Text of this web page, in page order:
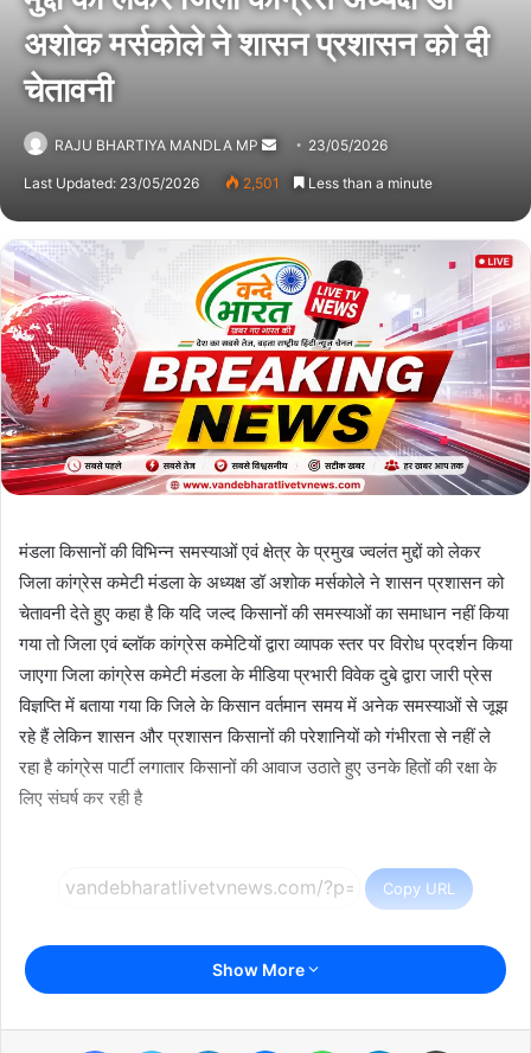
अशोक मर्सकोले ने शासन प्रशासन को दी
चेतावनी
RAJU BHARTIYA MANDLA MP
Send23/05/2026
Last Updated: 23/05/2026 2,501 Less than a minute
मंडला किसानों की विभिन्न समस्याओं एवं क्षेत्र के प्रमुख ज्वलंत मुद्दों को लेकर
जिला कांग्रेस कमेटी मंडला के अध्यक्ष डॉ अशोक मर्सकोले ने शासन प्रशासन को
चेतावनी देते हुए कहा है कि यदि जल्द किसानों की समस्याओं का समाधान नहीं किया
गया तो जिला एवं ब्लॉक कांग्रेस कमेटियों द्वारा व्यापक स्तर पर विरोध प्रदर्शन किया
जाएगा जिला कांग्रेस कमेटी मंडला के मीडिया प्रभारी विवेक दुबे द्वारा जारी प्रेस
विज्ञप्ति में बताया गया कि जिले के किसान वर्तमान समय में अनेक समस्याओं से जूझ
रहे हैं लेकिन शासन और प्रशासन किसानों की परेशानियों को गंभीरता से नहीं ले
रहा है कांग्रेस पार्टी लगातार किसानों की आवाज उठाते हुए उनके हितों की रक्षा के
लिए संघर्ष कर रही है
Copy URL
Show More